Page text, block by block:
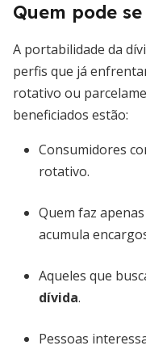
Quem pode
A portabilidade da
perfis que já
rotativo ou
beneficiados estão:
Consumidores
rotativo.
Quem faz
acumula
Aqueles que
dívida.
Pessoas